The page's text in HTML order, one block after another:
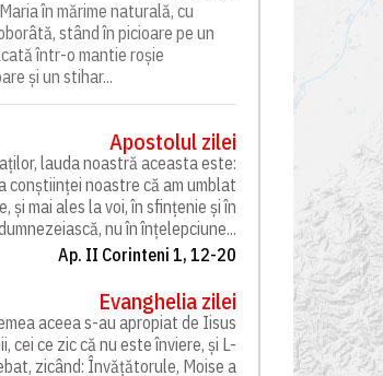
în mărime naturală, cu
stând în picioare pe un
într-o mantie roșie
și un stihar...
Apostolul zilei
lauda noastră aceasta este:
conștiinței noastre că am umblat
și mai ales la voi, în sfințenie și în
nu în înțelepciune...
Ap. II Corinteni 1, 12-20
Evanghelia zilei
aceea s-au apropiat de Iisus
cei ce zic că nu este înviere, și L-
zicând: Învățătorule, Moise a